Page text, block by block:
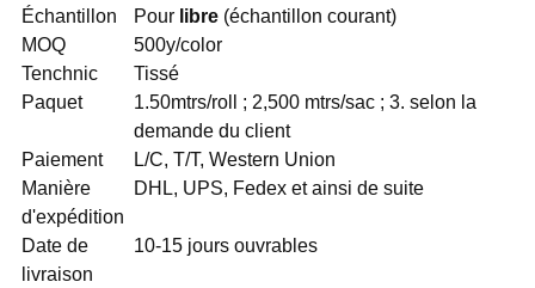
Échantillon
Pour libre(échantillon courant)
MOQ
500y/color
Tenchnic
Tissé
Paquet
1.50mtrs/roll ; 2,500 mtrs/sac ; 3. selon la
demande du client
Paiement
L/C, T/T, Western Union
Manière
d'expédition
DHL, UPS, Fedex et ainsi de suite
Date de
livraison
10-15 jours ouvrables